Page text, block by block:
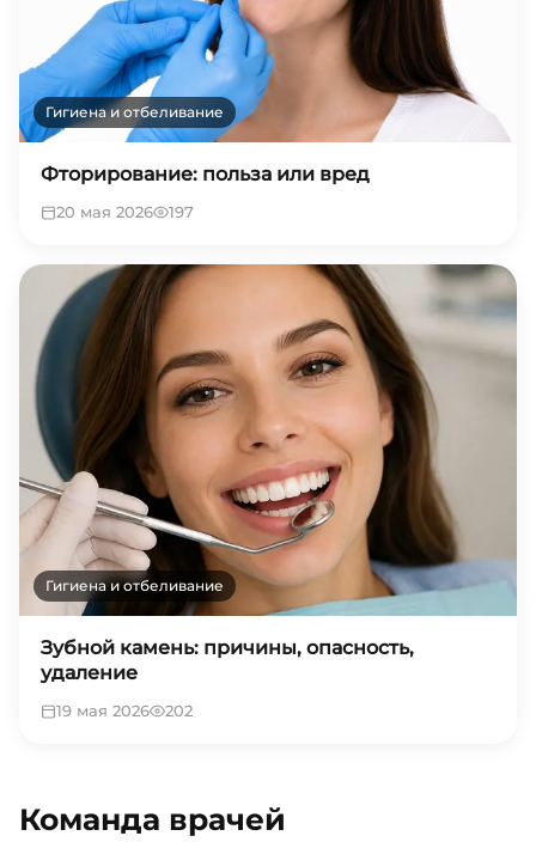
Гигиена и отбеливание
Фторирование: польза или вред
20 мая 2026 197
Гигиена и отбеливание
Зубной камень: причины, опасность,
удаление
19 мая 2026 202
Команда врачей